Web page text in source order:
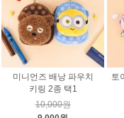
미니언즈 배낭 파우치
키링 2종 택1
10,000원
토